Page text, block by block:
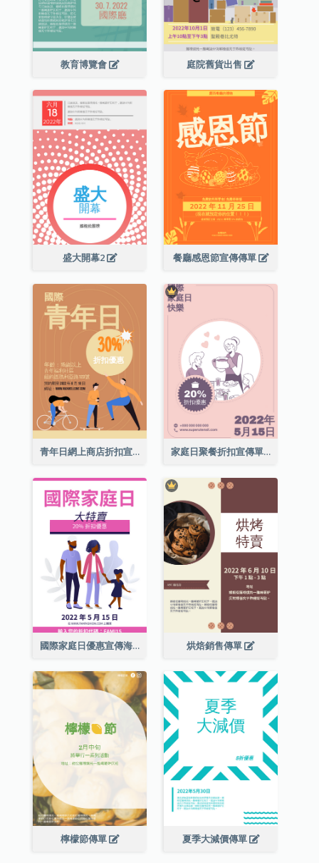
教育博覽會 庭院舊貨出售
盛大開幕2 餐廳感恩節宣傳傳單
青年日網上商店折扣宣傳單張 家庭日聚餐折扣宣傳單張
國際家庭日優惠宣傳海報 烘焙銷售傳單
檸檬節傳單 夏季大減價傳單